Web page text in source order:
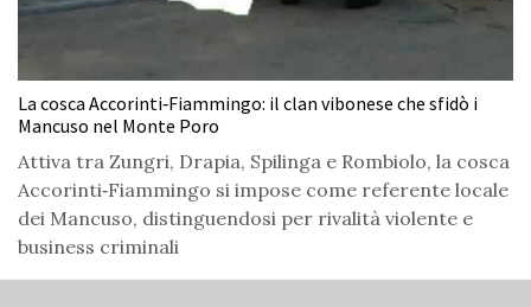
La cosca Accorinti‑Fiammingo: il clan vibonese che sfidò i
Mancuso nel Monte Poro
Attiva tra Zungri, Drapia, Spilinga e Rombiolo, la cosca
Accorinti‑Fiammingo si impose come referente locale
dei Mancuso, distinguendosi per rivalità violente e
business criminali